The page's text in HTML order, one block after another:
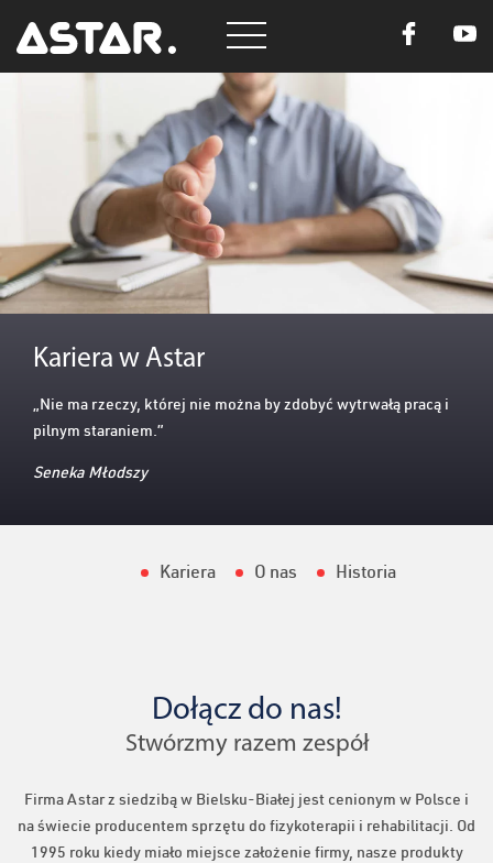
Kariera w Astar
„Nie ma rzeczy, której nie można by zdobyć wytrwałą pracą i
pilnym staraniem.”
Seneka Młodszy
Kariera O nas Historia
Dołącz do nas!
Stwórzmy razem zespół
Firma Astar z siedzibą w Bielsku-Białej jest cenionym w Polsce i
na świecie producentem sprzętu do fizykoterapii i rehabilitacji. Od
1995 roku kiedy miało miejsce założenie firmy, nasze produkty